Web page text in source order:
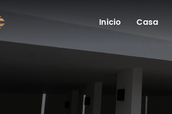
Inicio Casa